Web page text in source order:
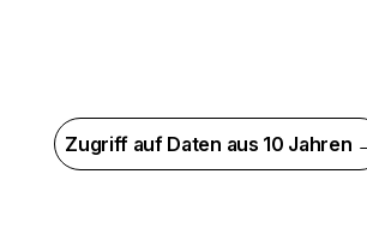
Zugriff auf Daten aus 10 Jahren